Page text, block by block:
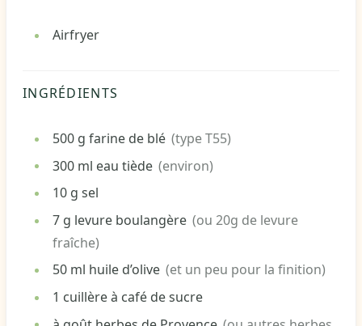
Airfryer
INGRÉDIENTS
500 g farine de blé (type T55)
300 ml eau tiède (environ)
10 g sel
7 g levure boulangère (ou 20g de levure
fraîche)
50 ml huile d’olive (et un peu pour la finition)
1 cuillère à café de sucre